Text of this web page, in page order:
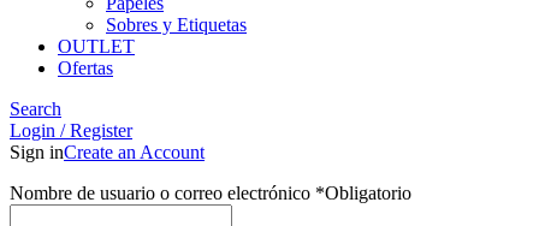
Sobres y Etiquetas
OUTLET
Ofertas
Search
Login / Register
Sign inCreate an Account
Nombre de usuario o correo electrónico *Obligatorio